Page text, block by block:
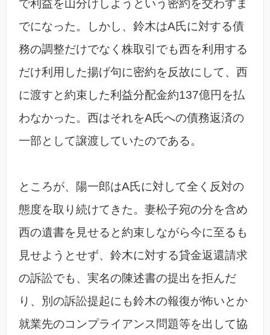
で利益を山分けしようという密約を交わすま
でになった。しかし、鈴木はA氏に対する債
務の調整だけでなく株取引でも西を利用する
だけ利用した揚げ句に密約を反故にして、西
に渡すと約束した利益分配金約137億円を払
わなかった。西はそれをA氏への債務返済の
一部として譲渡していたのである。
ところが、陽一郎はA氏に対して全く反対の
態度を取り続けてきた。妻松子宛の分を含め
西の遺書を見せると約束しながら今に至るも
見せようとせず、鈴木に対する貸金返還請求
の訴訟でも、実名の陳述書の提出を拒んだ
り、別の訴訟提起にも鈴木の報復が怖いとか
就業先のコンプライアンス問題等を出して協